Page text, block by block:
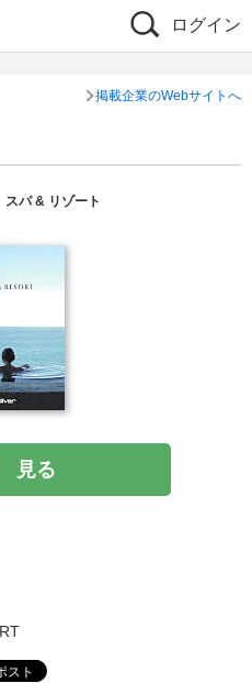
ログイン
掲載企業のWebサイトへ
スパ & リゾート
見る